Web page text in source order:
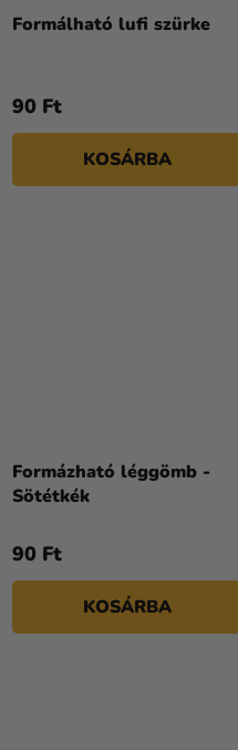
Formálható lufi szürke
90 Ft
KOSÁRBA
Formázható léggömb -
Sötétkék
90 Ft
KOSÁRBA